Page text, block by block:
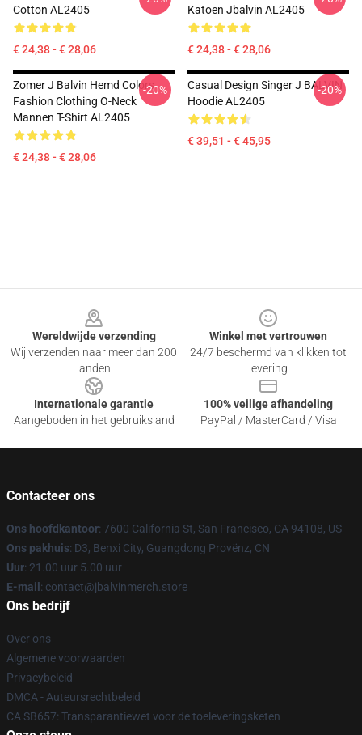
Cotton AL2405
€ 24,38 - € 28,06
Katoen Jbalvin AL2405
€ 24,38 - € 28,06
Zomer J Balvin Hemd Colors
Fashion Clothing O-Neck
Mannen T-Shirt AL2405
€ 24,38 - € 28,06
-20%
Casual Design Singer J BALVIN
Hoodie AL2405
€ 39,51 - € 45,95
-20%
Wereldwijde verzending
Wij verzenden naar meer dan 200
landen
Winkel met vertrouwen
24/7 beschermd van klikken tot
levering
Internationale garantie
Aangeboden in het gebruiksland
100% veilige afhandeling
PayPal / MasterCard / Visa
Contacteer ons
Ons hoofdkantoor: 7600 California St, San Francisco, CA 94108, US
Ons pakhuis: D3, Benxi City, Guangdong Provënz, CN
Uur: 21.00 uur 5.00 uur
E-mail : contact@jbalvinmerch.store
Ons bedrijf
Over ons
Algemene voorwaarden
Privacybeleid
DMCA - Auteursrechtbeleid
CA SB657: Transparantiewet voor de toeleveringsketen